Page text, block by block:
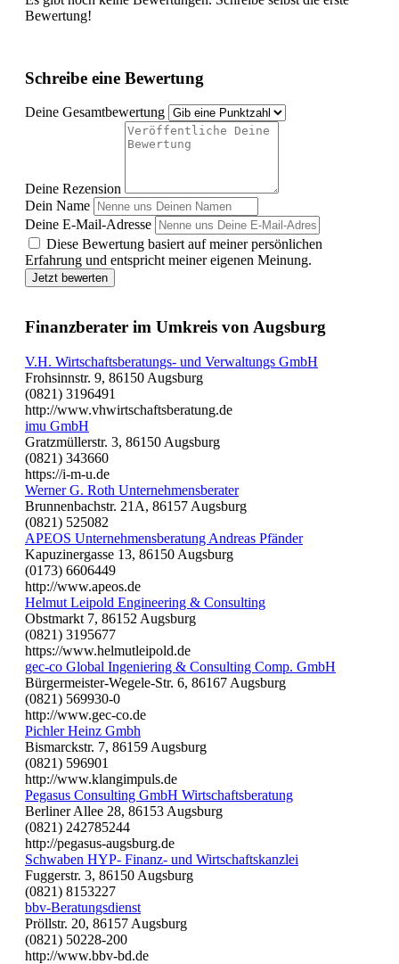
Bewertung!
Schreibe eine Bewertung
Deine Gesamtbewertung
Deine Rezension
Dein Name
Deine E-Mail-Adresse
Diese Bewertung basiert auf meiner persönlichen
Erfahrung und entspricht meiner eigenen Meinung.
Jetzt bewerten
Finanzberater im Umkreis von Augsburg
V.H. Wirtschaftsberatungs- und Verwaltungs GmbH
Frohsinnstr. 9, 86150 Augsburg
(0821) 3196491
http://www.vhwirtschaftsberatung.de
imu GmbH
Gratzmüllerstr. 3, 86150 Augsburg
(0821) 343660
https://i-m-u.de
Werner G. Roth Unternehmensberater
Brunnenbachstr. 21A, 86157 Augsburg
(0821) 525082
APEOS Unternehmensberatung Andreas Pfänder
Kapuzinergasse 13, 86150 Augsburg
(0173) 6606449
http://www.apeos.de
Helmut Leipold Engineering & Consulting
Obstmarkt 7, 86152 Augsburg
(0821) 3195677
https://www.helmutleipold.de
gec-co Global Ingeniering & Consulting Comp. GmbH
Bürgermeister-Wegele-Str. 6, 86167 Augsburg
(0821) 569930-0
http://www.gec-co.de
Pichler Heinz Gmbh
Bismarckstr. 7, 86159 Augsburg
(0821) 596901
http://www.klangimpuls.de
Pegasus Consulting GmbH Wirtschaftsberatung
Berliner Allee 28, 86153 Augsburg
(0821) 242785244
http://pegasus-augsburg.de
Schwaben HYP- Finanz- und Wirtschaftskanzlei
Fuggerstr. 3, 86150 Augsburg
(0821) 8153227
bbv-Beratungsdienst
Pröllstr. 20, 86157 Augsburg
(0821) 50228-200
http://www.bbv-bd.de